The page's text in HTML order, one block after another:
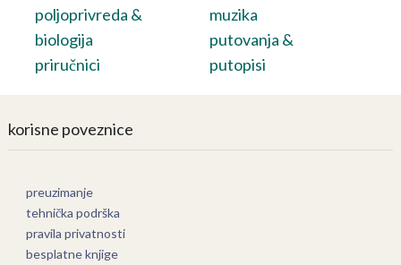
poljoprivreda &
biologija
priručnici
muzika
putovanja &
putopisi
korisne poveznice
preuzimanje
tehnička podrška
pravila privatnosti
besplatne knjige